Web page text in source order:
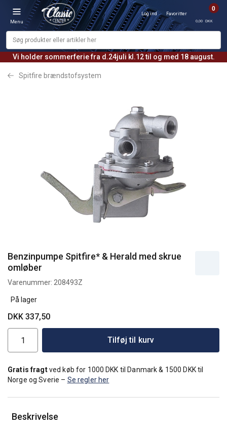
Vi holder sommerferie fra d.24juli kl.12 til og med 18 august.
Menu
Log ind Favoritter
0
0,00 DKK
Spitfire brændstofsystem
Benzinpumpe Spitfire* & Herald med skrue
omløber
Varenummer: 208493Z
På lager
DKK 337,50
Tilføj til kurv
Gratis fragtved køb for 1000 DKK til Danmark & 1500 DKK til
Norge og Sverie – Se regler her
Beskrivelse